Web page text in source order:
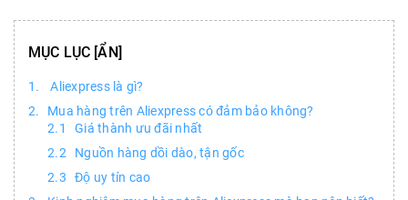
MỤC LỤC
Aliexpress là gì?
Mua hàng trên Aliexpress có đảm bảo không?
Giá thành ưu đãi nhất
Nguồn hàng dồi dào, tận gốc
Độ uy tín cao